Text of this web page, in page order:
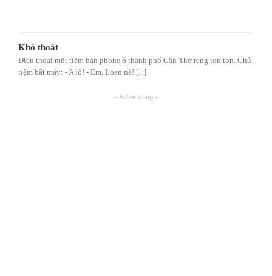
Khó thoát
Điện thoại một tiệm bán phone ở thành phố Cần Thơ reng ton ton. Chủ
tiệm bắt máy: - A lô! - Em, Loan nè! [...]